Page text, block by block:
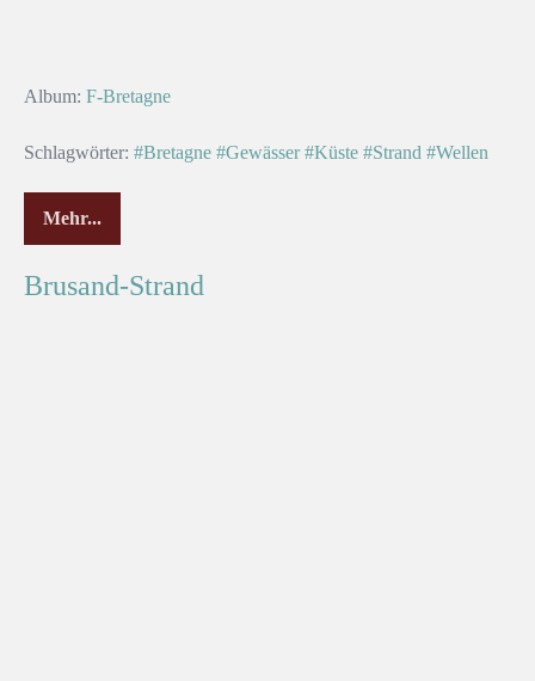
Album: F-Bretagne
Schlagwörter: #Bretagne #Gewässer #Küste #Strand #Wellen
Mehr...
Brusand-Strand